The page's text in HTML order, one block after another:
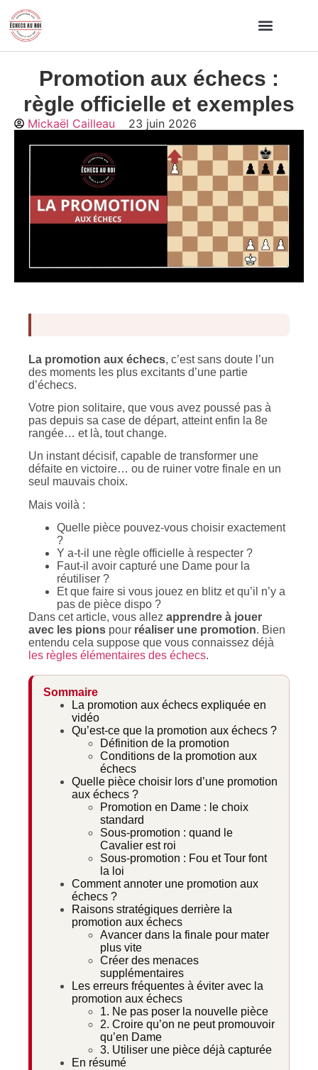
Promotion aux échecs :
règle officielle et exemples
Mickaël Cailleau 23 juin 2026
La promotion aux échecs, c’est sans doute l’un
des moments les plus excitants d’une partie
d’échecs.
Votre pion solitaire, que vous avez poussé pas à
pas depuis sa case de départ, atteint enfin la 8e
rangée… et là, tout change.
Un instant décisif, capable de transformer une
défaite en victoire… ou de ruiner votre finale en un
seul mauvais choix.
Mais voilà :
Quelle pièce pouvez-vous choisir exactement
?
Y a-t-il une règle officielle à respecter ?
Faut-il avoir capturé une Dame pour la
réutiliser ?
Et que faire si vous jouez en blitz et qu’il n’y a
pas de pièce dispo ?
Dans cet article, vous allez apprendre à jouer
avec les pions pour réaliser une promotion. Bien
entendu cela suppose que vous connaissez déjà
les règles élémentaires des échecs.
Sommaire
La promotion aux échecs expliquée en
vidéo
Qu’est-ce que la promotion aux échecs ?
Définition de la promotion
Conditions de la promotion aux
échecs
Quelle pièce choisir lors d’une promotion
aux échecs ?
Promotion en Dame : le choix
standard
Sous-promotion : quand le
Cavalier est roi
Sous-promotion : Fou et Tour font
la loi
Comment annoter une promotion aux
échecs ?
Raisons stratégiques derrière la
promotion aux échecs
Avancer dans la finale pour mater
plus vite
Créer des menaces
supplémentaires
Les erreurs fréquentes à éviter avec la
promotion aux échecs
1. Ne pas poser la nouvelle pièce
2. Croire qu’on ne peut promouvoir
qu’en Dame
3. Utiliser une pièce déjà capturée
En résumé